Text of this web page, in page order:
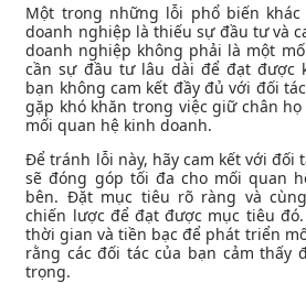
Một trong những lỗi phổ biến
doanh nghiệp là thiếu sự đầu tư và
doanh nghiệp không phải là một
cần sự đầu tư lâu dài để đạt được
bạn không cam kết đầy đủ với đối
gặp khó khăn trong việc giữ chân
mối quan hệ kinh doanh.
Để tránh lỗi này, hãy cam kết với đối
sẽ đóng góp tối đa cho mối quan
bên. Đặt mục tiêu rõ ràng và
chiến lược để đạt được mục tiêu
thời gian và tiền bạc để phát triển
rằng các đối tác của bạn cảm thấy
trọng.